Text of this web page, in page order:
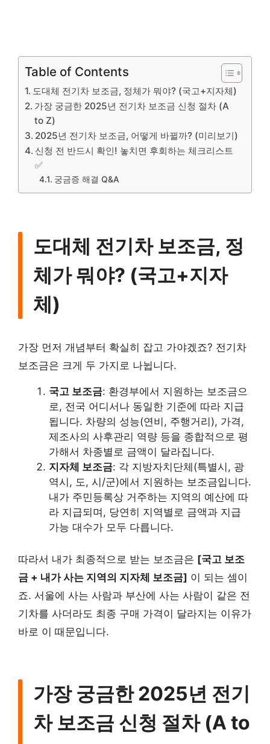
Table of Contents
도대체 전기차 보조금, 정체가 뭐야? (국고+지자체)
가장 궁금한 2025년 전기차 보조금 신청 절차 (A
to Z)
2025년 전기차 보조금, 어떻게 바뀔까? (미리보기)
신청 전 반드시 확인! 놓치면 후회하는 체크리스트
✅
궁금증 해결 Q&A
도대체 전기차 보조금, 정
체가 뭐야? (국고+지자
체)
가장 먼저 개념부터 확실히 잡고 가야겠죠? 전기차
보조금은 크게 두 가지로 나뉩니다.
국고 보조금: 환경부에서 지원하는 보조금으
로, 전국 어디서나 동일한 기준에 따라 지급
됩니다. 차량의 성능(연비, 주행거리), 가격,
제조사의 사후관리 역량 등을 종합적으로 평
가해서 차종별로 금액이 달라집니다.
지자체 보조금: 각 지방자치단체(특별시, 광
역시, 도, 시/군)에서 지원하는 보조금입니다.
내가 주민등록상 거주하는 지역의 예산에 따
라 지급되며, 당연히 지역별로 금액과 지급
가능 대수가 모두 다릅니다.
따라서 내가 최종적으로 받는 보조금은 [국고 보조
금 + 내가 사는 지역의 지자체 보조금] 이 되는 셈이
죠. 서울에 사는 사람과 부산에 사는 사람이 같은 전
기차를 사더라도 최종 구매 가격이 달라지는 이유가
바로 이 때문입니다.
가장 궁금한 2025년 전기
차 보조금 신청 절차 (A to